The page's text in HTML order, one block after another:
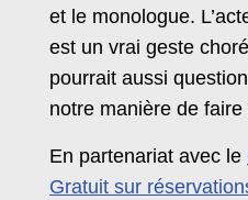
et le monologue.
est un vrai geste
pourrait aussi
notre manière de
En partenariat avec le
Gratuit sur